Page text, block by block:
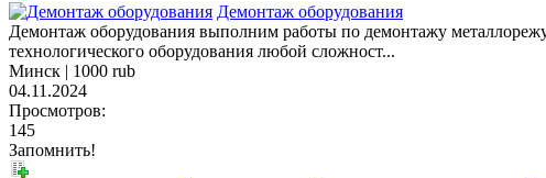
Демонтаж оборудования
Демонтаж оборудования выполним работы по демонтажу
технологического оборудования любой сложност...
Минск | 1000 rub
04.11.2024
Просмотров:
145
Запомнить!